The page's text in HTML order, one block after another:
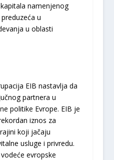
namenjenog
u
u oblasti
EIB nastavlja da
partnera u
politike Evrope. EIB je
iznos za
koji jačaju
usluge i privredu.
evropske